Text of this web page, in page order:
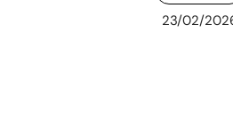
23/02/